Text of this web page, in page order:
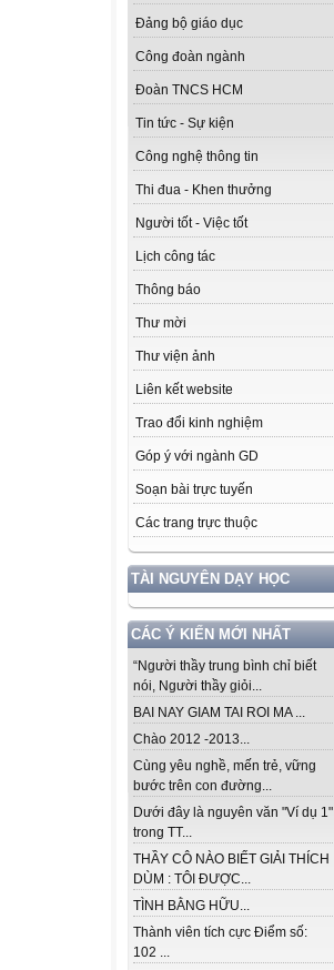
Đảng bộ giáo dục
Công đoàn ngành
Đoàn TNCS HCM
Tin tức - Sự kiện
Công nghệ thông tin
Thi đua - Khen thưởng
Người tốt - Việc tốt
Lịch công tác
Thông báo
Thư mời
Thư viện ảnh
Liên kết website
Trao đổi kinh nghiệm
Góp ý với ngành GD
Soạn bài trực tuyến
Các trang trực thuộc
TÀI NGUYÊN DẠY HỌC
CÁC Ý KIẾN MỚI NHẤT
“Người thầy trung bình chỉ biết
nói, Người thầy giỏi...
BAI NAY GIAM TAI ROI MA ...
Chào 2012 -2013...
Cùng yêu nghề, mến trẻ, vững
bước trên con đường...
Dưới đây là nguyên văn "Ví dụ 1"
trong TT...
THẦY CÔ NÀO BIẾT GIẢI THÍCH
DÙM : TÔI ĐƯỢC...
TÌNH BẰNG HỮU...
Thành viên tích cực Điểm số:
102 ...